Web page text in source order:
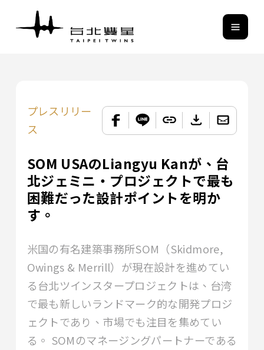
プレスリリー
ス
SOM USAのLiangyu Kanが、台
北ジェミニ・プロジェクトで最も
困難だった設計ポイントを明か
す。
米国の有名建築事務所SOM（Skidmore,
Owings & Merrill）が現在設計を進めてい
る台北ツインスタープロジェクトは、台湾
で最も新しいランドマーク的な開発プロジ
ェクトであり、市場でも注目を集めてい
る。 SOMのマネージングパートナーである